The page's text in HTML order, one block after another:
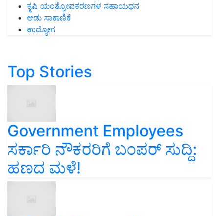
ಕೃಷಿ ಯಂತ್ರೋಪಕರಣಗಳ ಸಹಾಯಧನ
ಆಡು ಸಾಕಾಣಿಕೆ
ಉದ್ಯೋಗ
Top Stories
Government Employees
ಸರ್ಕಾರಿ ನೌಕರರಿಗೆ ಬಂಪರ್‌ ಸುದ್ದಿ:
ಹಣದ ಮಳೆ!